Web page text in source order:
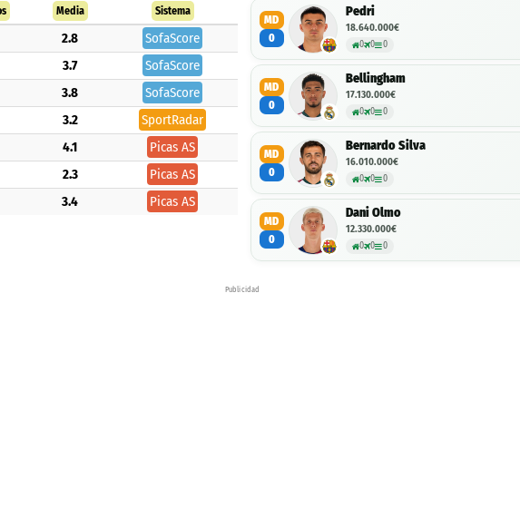
Media Sistema
2.8
SofaScore
3.7
SofaScore
3.8
SofaScore
3.2
SportRadar
4.1
Picas AS
2.3
Picas AS
3.4 Picas AS
MD
0
Pedri
18.640.000€
0 0 0
MD
0
Bellingham
17.130.000€
0 0 0
MD
0
Bernardo Silva
16.010.000€
0 0 0
MD
0
Dani Olmo
12.330.000€
0 0 0
Publicidad